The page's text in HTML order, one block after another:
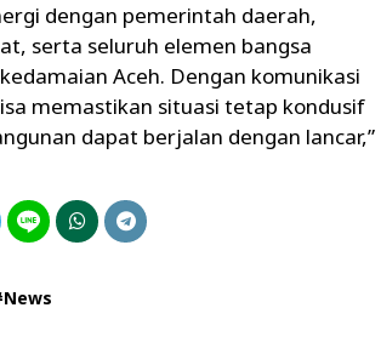
dengan pemerintah daerah,
serta seluruh elemen bangsa
Aceh. Dengan komunikasi
memastikan situasi tetap kondusif
dapat berjalan dengan lancar,”